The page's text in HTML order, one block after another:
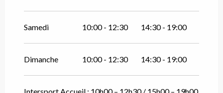
Samedi 10:00 - 12:30 14:30 - 19:00
Dimanche 10:00 - 12:30 14:30 - 19:00
Intersport Accueil : 10h00 – 12h30 / 15h00 – 19h00